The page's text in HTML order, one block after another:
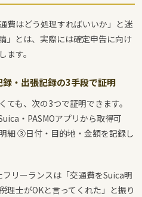
費はどう処理すればいいか」と迷
」とは、実際には確定申告に向け
す。
・出張記録の3手段で証明
も、次の3つで証明できます。
・PASMOアプリから取得可
細 ③日付・目的地・金額を記録し
リーランスは「交通費をSuica明
理士がOKと言ってくれた」と振り